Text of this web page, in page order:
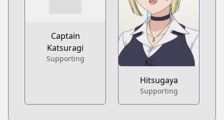
Captain
Katsuragi
Supporting
Hitsugaya
Supporting